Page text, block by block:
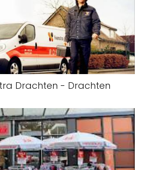
Drachten - Drachten